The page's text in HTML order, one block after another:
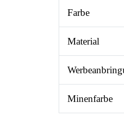
Farbe
Material
Minenfarbe